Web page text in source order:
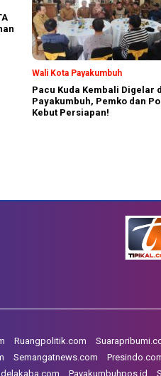
Wali Kota Payakumbuh
Pacu Kuda Kembali Digelar
Payakumbuh, Pemko dan
Kebut Persiapan!
Ruangpolitik.com
Semangatnews.com
Payakumbuhpos.id